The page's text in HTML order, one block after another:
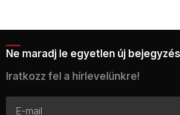
Ne maradj le egyetlen új
Iratkozz fel a hírlevelünkre!